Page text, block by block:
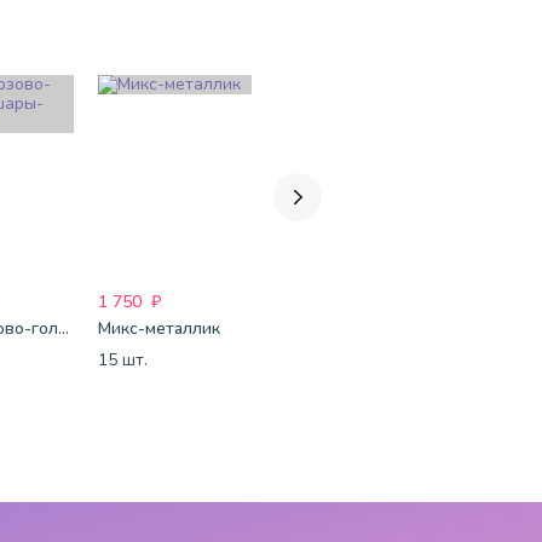
Бело-розово-голубые шары-пастель
1 750 ₽
Микс-металлик
15 шт.